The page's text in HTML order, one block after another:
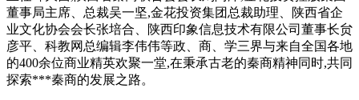
董事局主席、总裁吴一坚,金花投资集团总裁助理、陕西省企
业文化协会会长张培合、陕西印象信息技术有限公司董事长贠
彦平、科教网总编辑李伟伟等政、商、学三界与来自全国各地
的400余位商业精英欢聚一堂,在秉承古老的秦商精神同时,共同
探索***秦商的发展之路。